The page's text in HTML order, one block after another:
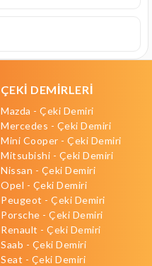
ÇEKİ DEMİRLERİ
Mazda - Çeki Demiri
Mercedes - Çeki Demiri
Mini Cooper - Çeki Demiri
Mitsubishi - Çeki Demiri
Nissan - Çeki Demiri
Opel - Çeki Demiri
Peugeot - Çeki Demiri
Porsche - Çeki Demiri
Renault - Çeki Demiri
Saab - Çeki Demiri
Seat - Çeki Demiri